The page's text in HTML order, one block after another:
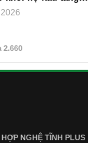
2.660
NGHỆ TĨNH PLUS